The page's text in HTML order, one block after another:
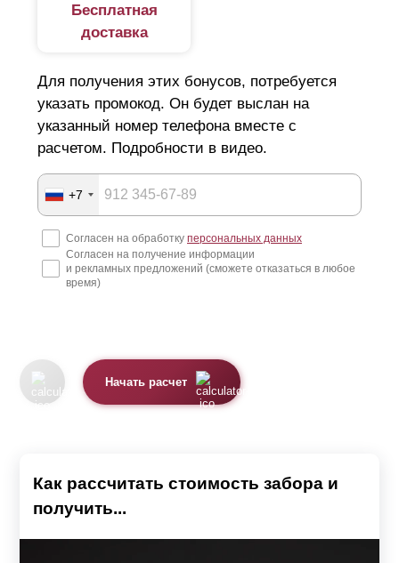
Бесплатная
доставка
Для получения этих бонусов, потребуется
указать промокод. Он будет выслан на
указанный номер телефона вместе с
расчетом. Подробности в видео.
+7
Согласен на обработку персональных данных
Согласен на получение информации
и рекламных предложений (сможете отказаться в любое
время)
Начать расчет
Как рассчитать стоимость забора и
получить...